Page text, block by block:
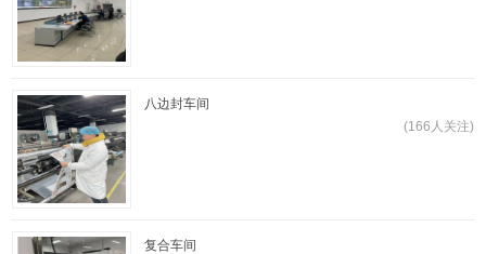
八边封车间
(166人关注)
复合车间